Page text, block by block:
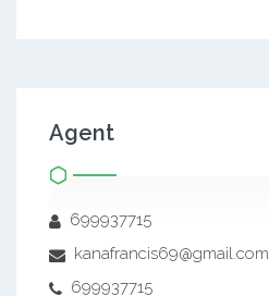
Agent
699937715
kanafrancis69@gmail.com
699937715